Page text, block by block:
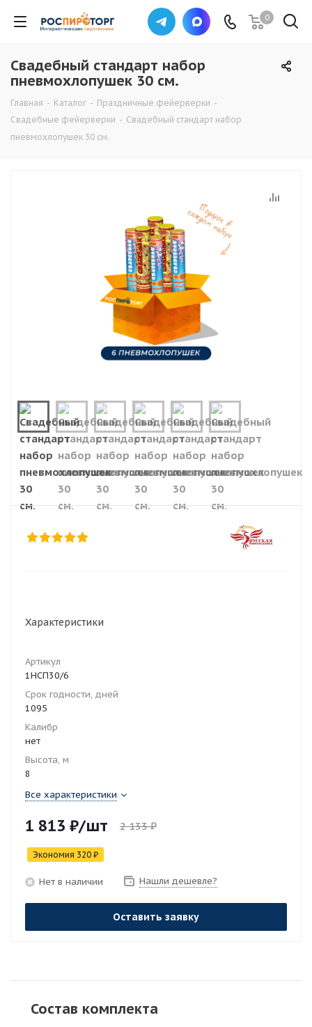
0
Свадебный стандарт набор
пневмохлопушек 30 см.
Главная - Каталог - Праздничные фейерверки -
Свадебные фейерверки - Свадебный стандарт набор
пневмохлопушек 30 см.
Характеристики
Артикул
1НСП30/6
Срок годности, дней
1095
Калибр
нет
Высота, м
8
Все характеристики
1 813 ₽/шт 2 133₽
Экономия 320 ₽
Нет в наличии Нашли дешевле?
Оставить заявку
Состав комплекта